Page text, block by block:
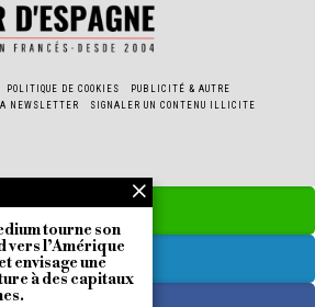
POLITIQUE DE COOKIES
PUBLICITÉ & AUTRE
NEWSLETTER
SIGNALER UN CONTENU ILLICITE
tourne son
vers l’Amérique
envisage une
à des capitaux